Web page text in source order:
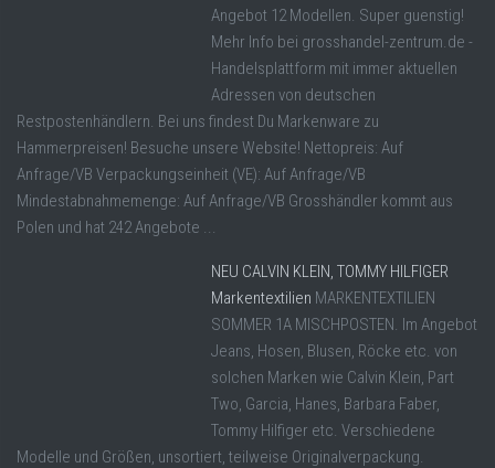
Angebot 12 Modellen. Super guenstig!
Mehr Info bei grosshandel-zentrum.de -
Handelsplattform mit immer aktuellen
Adressen von deutschen
Restpostenhändlern. Bei uns findest Du Markenware zu
Hammerpreisen! Besuche unsere Website! Nettopreis: Auf
Anfrage/VB Verpackungseinheit (VE): Auf Anfrage/VB
Mindestabnahmemenge: Auf Anfrage/VB Grosshändler kommt aus
Polen und hat 242 Angebote ...
NEU CALVIN KLEIN, TOMMY HILFIGER
Markentextilien MARKENTEXTILIEN
SOMMER 1A MISCHPOSTEN. Im Angebot
Jeans, Hosen, Blusen, Röcke etc. von
solchen Marken wie Calvin Klein, Part
Two, Garcia, Hanes, Barbara Faber,
Tommy Hilfiger etc. Verschiedene
Modelle und Größen, unsortiert, teilweise Originalverpackung.